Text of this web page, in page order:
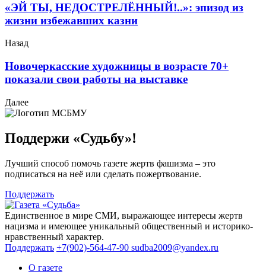
«ЭЙ ТЫ, НЕДОСТРЕЛЁННЫЙ!..»: эпизод из
жизни избежавших казни
Назад
Новочеркасские художницы в возрасте 70+
показали свои работы на выставке
Далее
Поддержи «Судьбу»!
Лучший способ помочь газете жертв фашизма – это
подписаться на неё или сделать пожертвование.
Поддержать
Единственное в мире СМИ, выражающее интересы жертв
нацизма и имеющее уникальный общественный и историко-
нравственный характер.
Поддержать +7(902)-564-47-90 sudba2009@yandex.ru
О газете